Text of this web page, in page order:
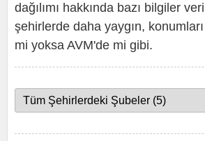
dağılımı hakkında bazı bilgiler
şehirlerde daha yaygın,
mi yoksa AVM'de mi gibi.